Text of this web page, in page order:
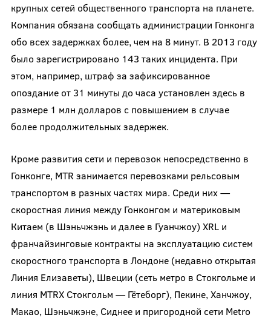
крупных сетей общественного транспорта на планете.
Компания обязана сообщать администрации Гонконга
обо всех задержках более, чем на 8 минут. В 2013 году
было зарегистрировано 143 таких инцидента. При
этом, например, штраф за зафиксированное
опоздание от 31 минуты до часа установлен здесь в
размере 1 млн долларов с повышением в случае
более продолжительных задержек.
Кроме развития сети и перевозок непосредственно в
Гонконге, MTR занимается перевозками рельсовым
транспортом в разных частях мира. Среди них —
скоростная линия между Гонконгом и материковым
Китаем (в Шэньчжэнь и далее в Гуанчжоу) XRL и
франчайзинговые контракты на эксплуатацию систем
скоростного транспорта в Лондоне (недавно открытая
Линия Елизаветы), Швеции (сеть метро в Стокгольме и
линия MTRX Стокгольм — Гётеборг), Пекине, Ханчжоу,
Макао, Шэньчжэне, Сиднее и пригородной сети Metro